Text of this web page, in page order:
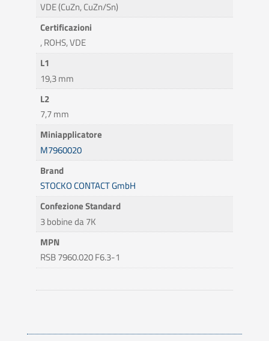
VDE (CuZn, CuZn/Sn)
Certificazioni
, ROHS, VDE
L1
19,3 mm
L2
7,7 mm
Miniapplicatore
M7960020
Brand
STOCKO CONTACT GmbH
Confezione Standard
3 bobine da 7K
MPN
RSB 7960.020 F6.3-1